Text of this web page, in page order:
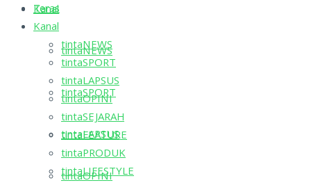
Kanal
tintaNEWS
tintaSPORT
tintaLAPSUS
tintaOPINI
Teras
Kanal
tintaNEWS
tintaSPORT
tintaLAPSUS
tintaOPINI
tintaSEJARAH
tintaFEATURE
tintaPRODUK
tintaLIFESTYLE